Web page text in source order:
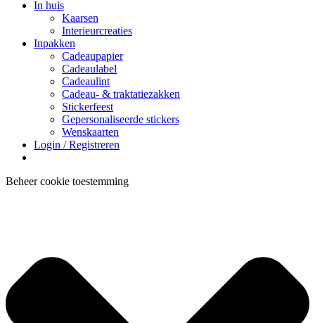
In huis
Kaarsen
Interieurcreaties
Inpakken
Cadeaupapier
Cadeaulabel
Cadeaulint
Cadeau- & traktatiezakken
Stickerfeest
Gepersonaliseerde stickers
Wenskaarten
Login / Registreren
Beheer cookie toestemming